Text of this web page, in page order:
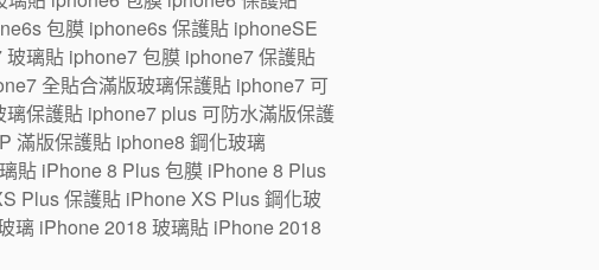
包膜 iphone6s 保護貼 iphoneSE
璃貼 iphone7 包膜 iphone7 保護貼
全貼合滿版玻璃保護貼 iphone7 可
保護貼 iphone7 plus 可防水滿版保護
滿版保護貼 iphone8 鋼化玻璃
貼 iPhone 8 Plus 包膜 iPhone 8 Plus
Plus 保護貼 iPhone XS Plus 鋼化玻
璃 iPhone 2018 玻璃貼 iPhone 2018